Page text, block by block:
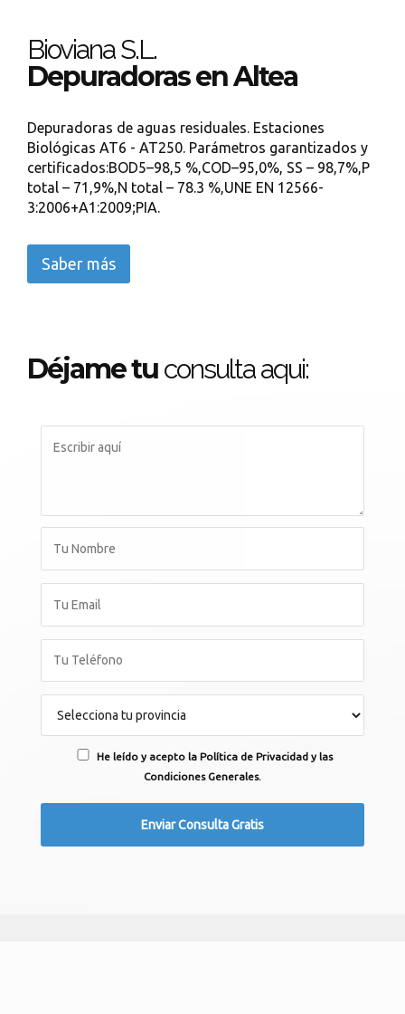
Bioviana S.L.
Depuradoras en Altea
Depuradoras de aguas residuales. Estaciones
Biológicas AT6 - AT250. Parámetros garantizados y
certificados:BOD5–98,5 %,COD–95,0%, SS – 98,7%,P
total – 71,9%,N total – 78.3 %,UNE EN 12566-
3:2006+A1:2009;PIA.
Saber más
Déjame tu consulta aqui:
He leído y acepto la Política de Privacidad y las
Condiciones Generales.